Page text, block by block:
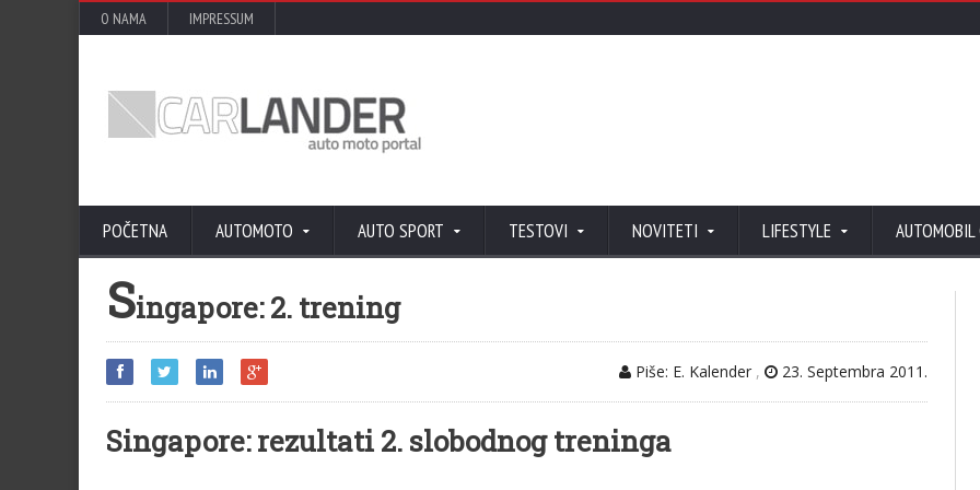
O NAMA IMPRESSUM
POČETNA AUTOMOTO AUTO SPORT TESTOVI NOVITETI LIFESTYLE AUTOMOBIL
Singapore: 2. trening
Piše: E. Kalender , 23. Septembra 2011.
Singapore: rezultati 2. slobodnog treninga